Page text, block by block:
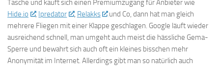
Tasche und kauft sich einen Premiumzugang für Anbieter wie
Hide.io
, Ipredator , Relakks
und Co, dann hat man gleich
mehrere Fliegen mit einer Klappe geschlagen. Google läuft wieder
ausreichend schnell, man umgeht auch meist die hässliche Gema-
Sperre und bewahrt sich auch oft ein kleines bisschen mehr
Anonymität im Internet. Allerdings gibt man so natürlich auch